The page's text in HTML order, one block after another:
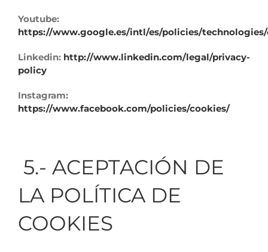
Youtube:
https://www.google.es/intl/es/policies/
Linkedin: http://www.linkedin.com/legal/privacy-
policy
Instagram:
https://www.facebook.com/policies/cookies/
5.- ACEPTACIÓN DE
LA POLÍTICA DE
COOKIES